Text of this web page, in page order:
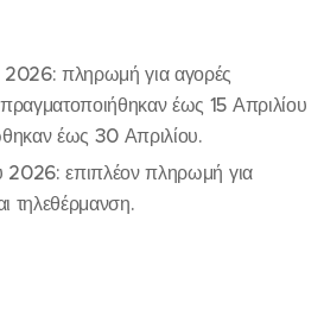
πληρωμή για αγορές
έως 15 Απριλίου
έως 30 Απριλίου.
2026: επιπλέον πληρωμή για
τηλεθέρμανση.